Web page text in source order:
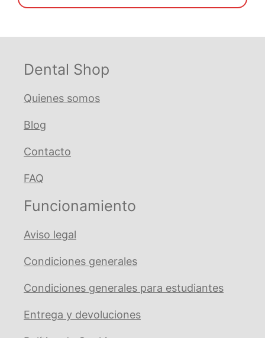
€ 25,17.€ 23,91.
Dental Shop
Quienes somos
Blog
Contacto
FAQ
Funcionamiento
Aviso legal
Condiciones generales
Condiciones generales para estudiantes
Entrega y devoluciones